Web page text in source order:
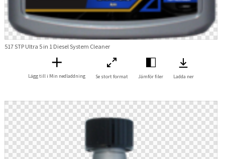
517 STP Ultra 5 in 1 Diesel System Cleaner
Lägg till i Min nedladdning Se stort format Jämför filer Ladda ner